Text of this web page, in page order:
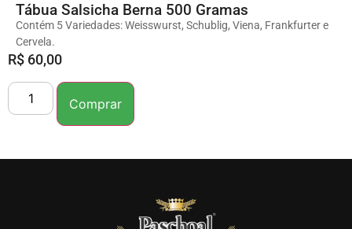
Tábua Salsicha Berna 500 Gramas
Contém 5 Variedades: Weisswurst, Schublig, Viena, Frankfurter e
Cervela.
R$ 60,00
Comprar